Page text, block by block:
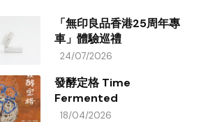
「無印良品香港25周年專
車」體驗巡禮
24/07/2026
發酵定格 Time
Fermented
18/04/2026